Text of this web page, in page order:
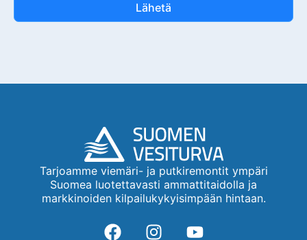
Lähetä
Tarjoamme viemäri- ja putkiremontit ympäri
Suomea luotettavasti ammattitaidolla ja
markkinoiden kilpailukykyisimpään hintaan.